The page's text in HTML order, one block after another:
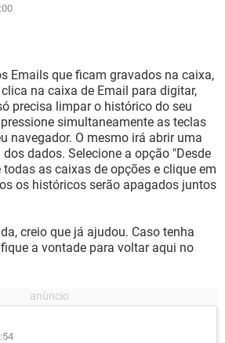
Emails que ficam gravados na caixa,
na caixa de Email para digitar,
precisa limpar o histórico do seu
simultaneamente as teclas
navegador. O mesmo irá abrir uma
dados. Selecione a opção "Desde
as caixas de opções e clique em
os históricos serão apagados juntos
creio que já ajudou. Caso tenha
a vontade para voltar aqui no